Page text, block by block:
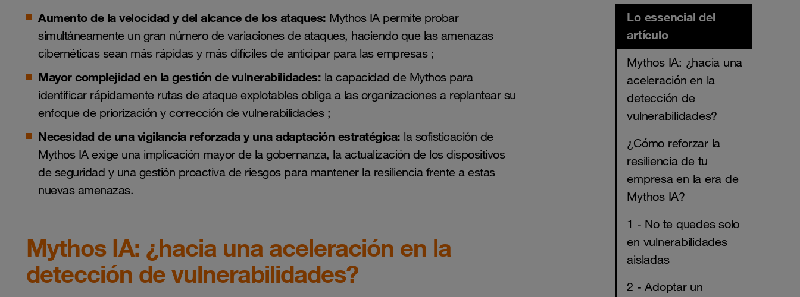
Aumento de la velocidad y del alcance de los ataques: Mythos IA permite probar
simultáneamente un gran número de variaciones de ataques, haciendo que las amenazas
cibernéticas sean más rápidas y más difíciles de anticipar para las empresas ;
Mayor complejidad en la gestión de vulnerabilidades: la capacidad de Mythos para
identificar rápidamente rutas de ataque explotables obliga a las organizaciones a replantear su
enfoque de priorización y corrección de vulnerabilidades ;
Necesidad de una vigilancia reforzada y una adaptación estratégica: la sofisticación de
Mythos IA exige una implicación mayor de la gobernanza, la actualización de los dispositivos
de seguridad y una gestión proactiva de riesgos para mantener la resiliencia frente a estas
nuevas amenazas.
Mythos IA: ¿hacia una aceleración en la
detección de vulnerabilidades?
Lo essencial del
artículo
Mythos IA: ¿hacia una
aceleración en la
detección de
vulnerabilidades?
¿Cómo reforzar la
resiliencia de tu
empresa en la era de
Mythos IA?
1 - No te quedes solo
en vulnerabilidades
aisladas
2 - Adoptar un